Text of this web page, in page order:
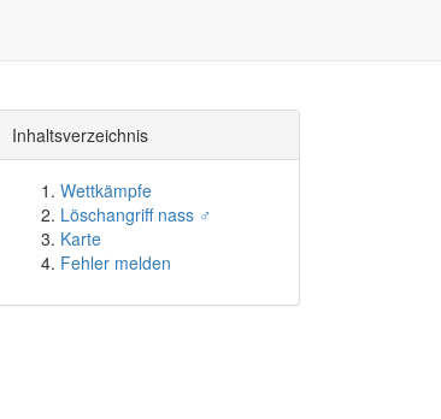
Inhaltsverzeichnis
Wettkämpfe
Löschangriff nass ♂
Karte
Fehler melden